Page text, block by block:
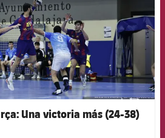
Una victoria más (24-38)